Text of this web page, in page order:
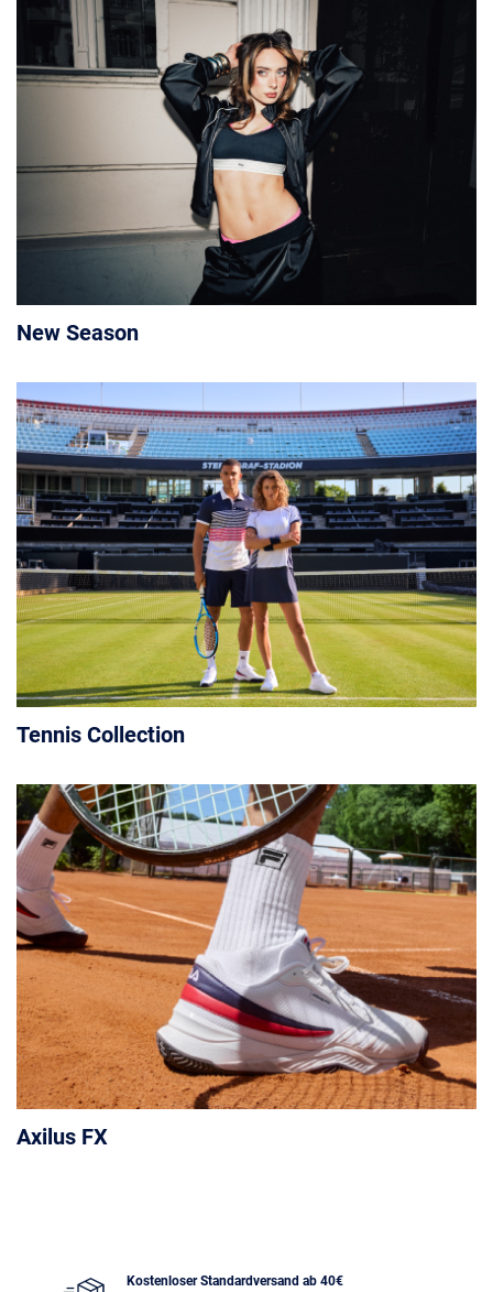
New Season
Tennis Collection
Axilus FX
Kostenloser Standardversand ab 40€